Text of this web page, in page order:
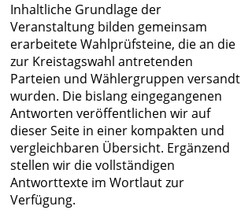
Inhaltliche Grundlage der
Veranstaltung bilden gemeinsam
erarbeitete Wahlprüfsteine, die an die
zur Kreistagswahl antretenden
Parteien und Wählergruppen versandt
wurden. Die bislang eingegangenen
Antworten veröffentlichen wir auf
dieser Seite in einer kompakten und
vergleichbaren Übersicht. Ergänzend
stellen wir die vollständigen
Antworttexte im Wortlaut zur
Verfügung.